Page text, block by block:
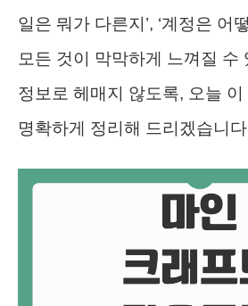
일은 뭐가 다른지’, ‘계정은 어
모든 것이 막막하게 느껴질 수
정보로 헤매지 않도록, 오늘
명확하게 정리해 드리겠습니